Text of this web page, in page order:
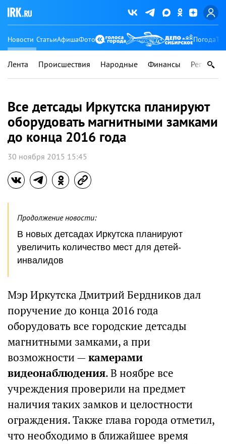
Новости СтатьиАфишаФото Погода
Лента Происшествия Народные Финансы Регионы
Все детсады Иркутска планируют
оборудовать магнитными замками
до конца 2016 года
30 ноября 2015 15:45
Продолжение новости:
В новых детсадах Иркутска планируют
увеличить количество мест для детей-
инвалидов
Мэр Иркутска Дмитрий Бердников дал
поручение до конца 2016 года
оборудовать все городские детсады
магнитными замками, а при
возможности —камерами
видеонаблюдения. В ноябре все
учреждения проверили на предмет
наличия таких замков и целостности
ограждения. Также глава города отметил,
что необходимо в ближайшее время